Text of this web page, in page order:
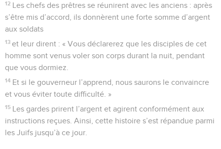
12 Les chefs des prêtres se réunirent avec les anciens : après
s’être mis d’accord, ils donnèrent une forte somme d’argent
aux soldats
13 et leur dirent : « Vous déclarerez que les disciples de cet
homme sont venus voler son corps durant la nuit, pendant
que vous dormiez.
14 Et si le gouverneur l’apprend, nous saurons le convaincre
et vous éviter toute difficulté. »
15 Les gardes prirent l’argent et agirent conformément aux
instructions reçues. Ainsi, cette histoire s’est répandue parmi
les Juifs jusqu’à ce jour.